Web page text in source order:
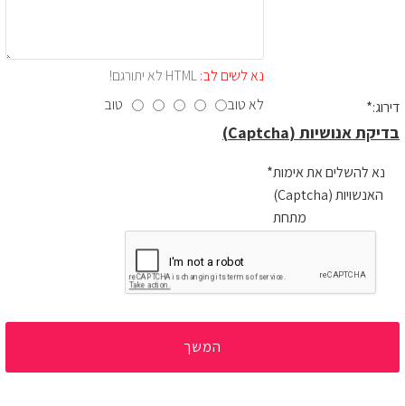
נא לשים לב:
דירוג:
לא טוב טוב
בדיקת אנושיות (Captcha)
נא להשלים את אימות
האנשויות (Captcha)
מתחת
המשך